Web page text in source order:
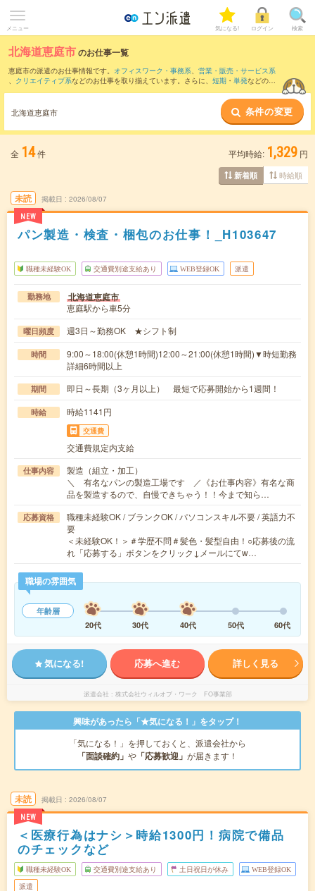
メニュー 気になる! ログイン 検索
北海道恵庭市のお仕事一覧
恵庭市の派遣のお仕事情報です。 オフィスワーク・事務系、 営業・販売・サービス系
、 クリエイティブ系などのお仕事を取り揃えています。さらに、 短期 ・ 単発などの期
また、千歳市・ など隣接エリアのお仕事もご確認いただけます。
北海道恵庭市 条件の変更
全 14件 平均時給: 1,329 円
新着順 時給順
未読
NEW
掲載日 2026/08/07
パン製造・検査・梱包のお仕事！_H103647
職種未経験OK 交通費別途支給あり WEB登録OK 派遣
勤務地 北海道恵庭市
恵庭駅から車5分
曜日頻度 週3日～勤務OK ★シフト制
時間
9:00～18:00(休憩1時間)12:00～21:00(休憩1時間)▼時短勤務
詳細6時間以上
期間 即日～長期（3ヶ月以上） 最短で応募開始から1週間！
時給 時給1141円
交通費
交通費規定内支給
仕事内容
製造（組立・加工）
＼ 有名なパンの製造工場です ／《お仕事内容》有名な商
品を製造するので、自慢できちゃう！！今まで知ら…
応募資格
職種未経験OK / ブランクOK / パソコンスキル不要 / 英語力不
要
＜未経験OK！＞＃学歴不問＃髪色・髪型自由！○応募後の流
れ「応募する」ボタンをクリック↓メールにてw…
職場の雰囲気
年齢層
20代
30代 40代 50代 60代
気になる! 応募へ進む 詳しく見る
派遣会社 株式会社ウィルオブ・ワーク FO事業部
興味があったら「★気になる！」をタップ！
「気になる！」を押しておくと、派遣会社から
「面談確約」 や 「応募歓迎」 が届きます！
未読
NEW
掲載日 2026/08/07
＜医療行為はナシ＞時給1300円！病院で備品
のチェックなど
職種未経験OK 交通費別途支給あり 土日祝日が休み WEB登録OK
派遣